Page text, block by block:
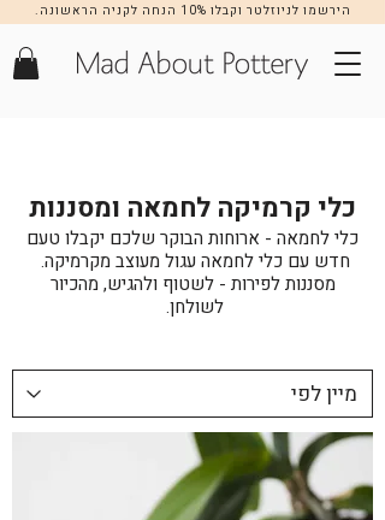
הירשמו לניוזלטר וקבלו 10% הנחה לקניה הראשונה.
הרשמה >>
כלי קרמיקה לחמאה ומסננות
כלי לחמאה - ארוחות הבוקר שלכם יקבלו טעם
חדש עם כלי לחמאה עגול מעוצב מקרמיקה.
מסננות לפירות - לשטוף ולהגיש, מהכיור
לשולחן.